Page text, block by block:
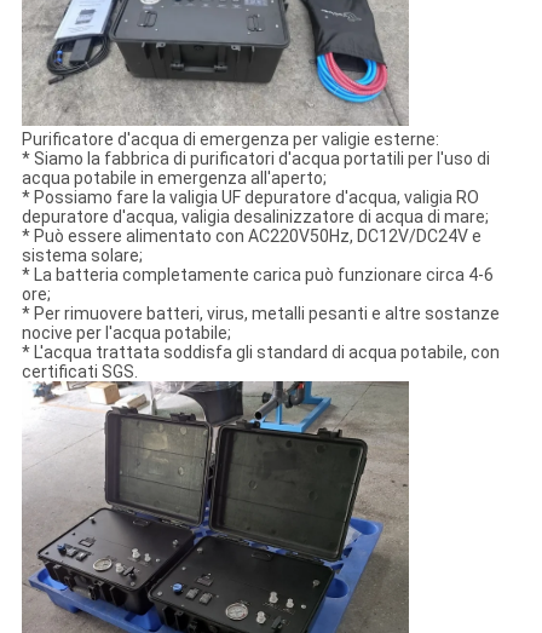
Purificatore d'acqua di emergenza per valigie esterne:
* Siamo la fabbrica di purificatori d'acqua portatili per l'uso di
acqua potabile in emergenza all'aperto;
* Possiamo fare la valigia UF depuratore d'acqua, valigia RO
depuratore d'acqua, valigia desalinizzatore di acqua di mare;
* Può essere alimentato con AC220V50Hz, DC12V/DC24V e
sistema solare;
* La batteria completamente carica può funzionare circa 4-6
ore;
* Per rimuovere batteri, virus, metalli pesanti e altre sostanze
nocive per l'acqua potabile;
* L'acqua trattata soddisfa gli standard di acqua potabile, con
certificati SGS.